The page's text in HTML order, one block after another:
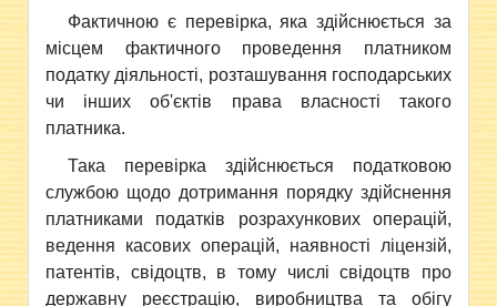
Фактичною є перевірка, яка здійснюється за
місцем фактичного проведення платником
податку діяльності, розташування господарських
чи інших об'єктів права власності такого
платника.
Така перевірка здійснюється податковою
службою щодо дотримання порядку здійснення
платниками податків розрахункових операцій,
ведення касових операцій, наявності ліцензій,
патентів, свідоцтв, в тому числі свідоцтв про
державну реєстрацію, виробництва та обігу